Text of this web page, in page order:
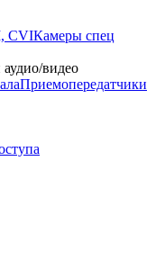
CVIКамеры спец
аудио/видео
Приемопередатчики